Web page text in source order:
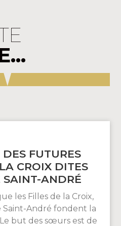
FUTURES
CROIX DITES
ANDRÉ
les Filles de la Croix,
André fondent la
but des sœurs est de